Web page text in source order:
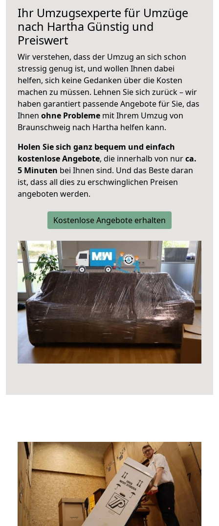
Ihr Umzugsexperte für Umzüge
nach Hartha Günstig und
Preiswert
Wir verstehen, dass der Umzug an sich schon
stressig genug ist, und wollen Ihnen dabei
helfen, sich keine Gedanken über die Kosten
machen zu müssen. Lehnen Sie sich zurück – wir
haben garantiert passende Angebote für Sie, das
Ihnen ohne Probleme mit Ihrem Umzug von
Braunschweig nach Hartha helfen kann.
Holen Sie sich ganz bequem und einfach
kostenlose Angebote, die innerhalb von nurca.
5 Minuten bei Ihnen sind. Und das Beste daran
ist, dass all dies zu erschwinglichen Preisen
angeboten werden.
Kostenlose Angebote erhalten